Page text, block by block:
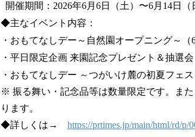
開催期間：2026年6月6日（土）〜6月14日（
◆主なイベント内容：
・おもてなしデー～自然園オープニング～（
・平日限定企画 来園記念プレゼント＆抽選会
・おもてなしデー ～つがいけ麓の初夏フェス
※ 振る舞い・記念品等は数量限定です。ま
ります。
◆詳しくは→ https://prtimes.jp/main/html/rd/p/